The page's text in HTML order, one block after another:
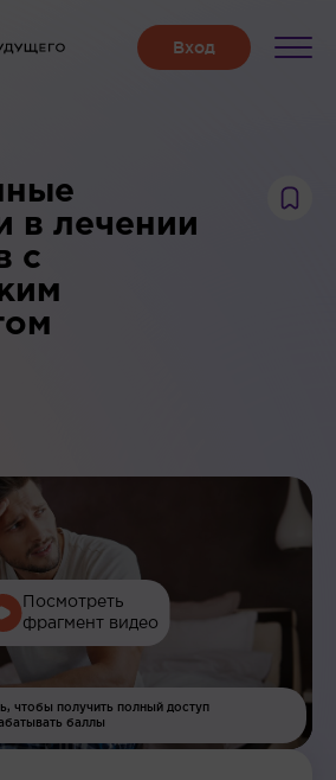
в лечении
с
Посмотреть
фрагмент видео
чтобы получить полный доступ
баллы